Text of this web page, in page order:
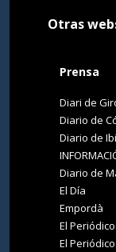
Otras
Prensa
Diari de
Diario de
Diario de
Diario de
El Día
Empordà
El
El